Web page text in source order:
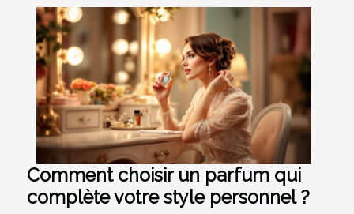
Comment choisir un parfum qui
complète votre style personnel ?